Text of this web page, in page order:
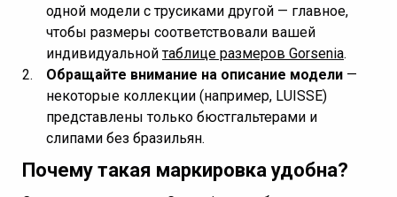
одной модели с трусиками другой — главное,
чтобы размеры соответствовали вашей
индивидуальнойтаблице размеров Gorsenia.
Обращайте внимание на описание модели —
некоторые коллекции (например, LUISSE)
представлены только бюстгальтерами и
слипами без бразильян.
Почему такая маркировка удобна?